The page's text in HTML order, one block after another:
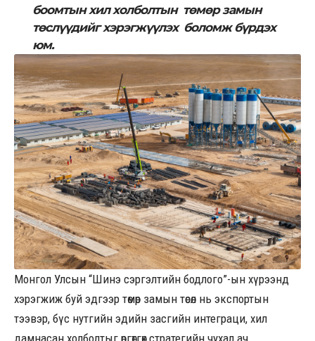
боомтын хил холболтын төмөр замын
төслүүдийг хэрэгжүүлэх боломж бүрдэх
юм.
Монгол Улсын “Шинэ сэргэлтийн бодлого”-ын хүрээнд
хэрэгжиж буй эдгээр төмөр замын төсөл нь экспортын
тээвэр, бүс нутгийн эдийн засгийн интеграци, хил
дамнасан холболтыг өргөтгөх стратегийн чухал ач